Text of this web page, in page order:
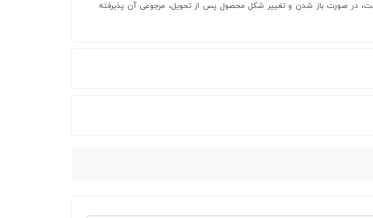
در صورت باز شدن و تغییر شکل محصول پس از تحویل، مرجوعی آن پذیرفته